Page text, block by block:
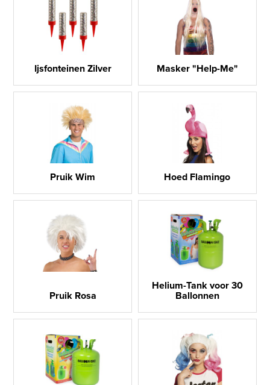
Ijsfonteinen Zilver Masker "Help-Me"
Pruik Wim Hoed Flamingo
Pruik Rosa
Helium-Tank voor 30
Ballonnen